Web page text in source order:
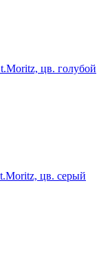
цв. голубой
цв. серый